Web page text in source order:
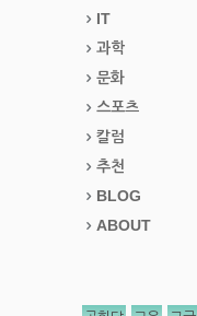
IT
과학
문화
스포츠
칼럼
추천
BLOG
ABOUT